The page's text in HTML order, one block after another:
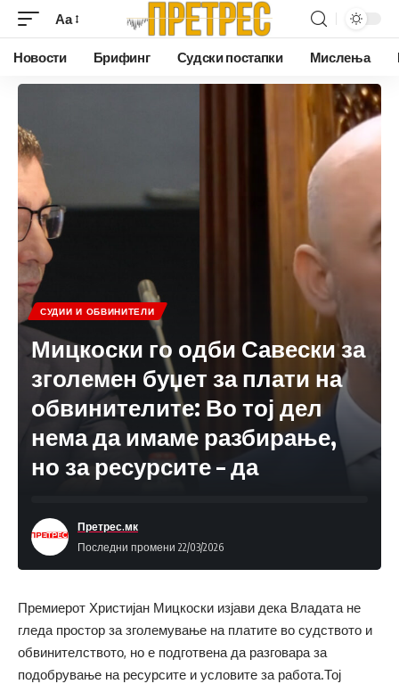
Аа
Новости Брифинг Судски постапки Мислења
СУДИИ И ОБВИНИТЕЛИ
Мицкоски го одби Савески за
зголемен буџет за плати на
обвинителите: Во тој дел
нема да имаме разбирање,
но за ресурсите – да
Последни промени 22/03/2026
Претрес.мк
Премиерот Христијан Мицкоски изјави дека Владата не
гледа простор за зголемување на платите во судството и
обвинителството, но е подготвена да разговара за
подобрување на ресурсите и условите за работа.Тој